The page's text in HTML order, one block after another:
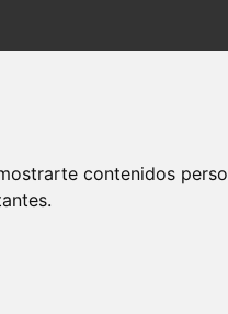
contenidos
,
a lo que realmente quiere ser